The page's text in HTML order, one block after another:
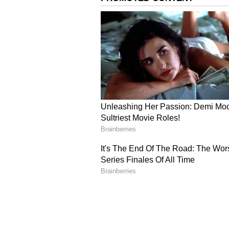
கடகம்
கடக ராசிக்காரர்களுக்கு
மனஅமைதி குறைவாக
உறுப்பினர்களின் உடல்நிலை
அலுவலகத்தில் சக
இருப்பதால் பொறுமை
யோசனைகளும் உருவாகலாம்.
தவிர்ப்பது நல்லது.